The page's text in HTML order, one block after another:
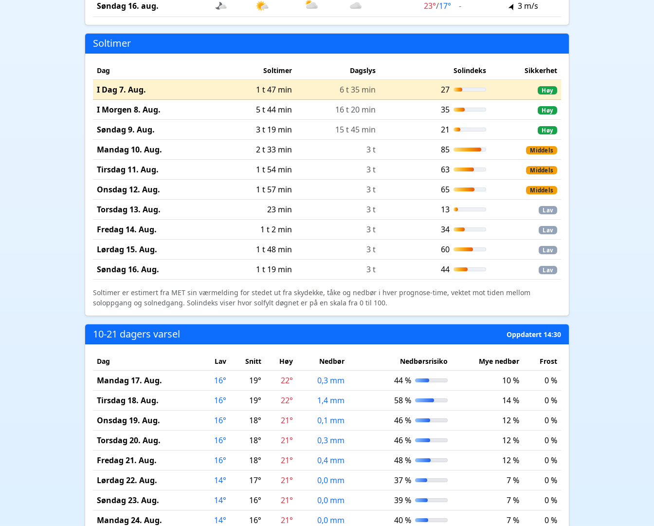
Søndag 16. aug. 23°/17° - 3 m/s
Soltimer
Dag Soltimer Dagslys Solindeks Sikkerhet
I Dag 7. Aug. 1 t 47 min 6 t 35 min 27 Høy
I Morgen 8. Aug. 5 t 44 min 16 t 20 min 35 Høy
Søndag 9. Aug. 3 t 19 min 15 t 45 min 21 Høy
Mandag 10. Aug. 2 t 33 min 3 t 85 Middels
Tirsdag 11. Aug. 1 t 54 min 3 t 63 Middels
Onsdag 12. Aug. 1 t 57 min 3 t 65 Middels
Torsdag 13. Aug. 23 min 3 t 13 Lav
Fredag 14. Aug. 1 t 2 min 3 t 34 Lav
Lørdag 15. Aug. 1 t 48 min 3 t 60 Lav
Søndag 16. Aug. 1 t 19 min 3 t 44 Lav
Soltimer er estimert fra MET sin værmelding for stedet ut fra skydekke, tåke og nedbør i hver prognose-time, vektet mot tiden mellom
soloppgang og solnedgang. Solindeks viser hvor solfylt døgnet er på en skala fra 0 til 100.
10-21 dagers varsel Oppdatert 14:30
Dag Lav Snitt Høy Nedbør Nedbørsrisiko Mye nedbør Frost
Mandag 17. Aug. 16° 19° 22° 0,3 mm 44 % 10 %
0 %
Tirsdag 18. Aug.
16° 19° 22° 1,4 mm 58 % 14 %
0 %
Onsdag 19. Aug.
16° 18° 21° 0,1 mm 46 % 12 %
0 %
Torsdag 20. Aug.
16° 18° 21° 0,3 mm 46 % 12 %
0 %
Fredag 21. Aug.
16° 18° 21° 0,4 mm 48 % 12 %
0 %
Lørdag 22. Aug.
14° 17° 21° 0,0 mm 37 % 7 %
0 %
Søndag 23. Aug.
14° 16° 21° 0,0 mm 39 % 7 %
0 %
Mandag 24. Aug.
14° 16° 21° 0,0 mm 40 % 7 %
0 %